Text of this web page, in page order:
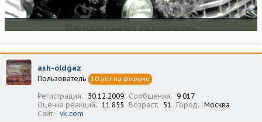
ash-oldgaz
Пользователь 10 лет на форуме
Регистрация 30.12.2009 Сообщения
9 017
Оценка реакций
11 855 Возраст 51 Город
Москва
Сайт
vk.com